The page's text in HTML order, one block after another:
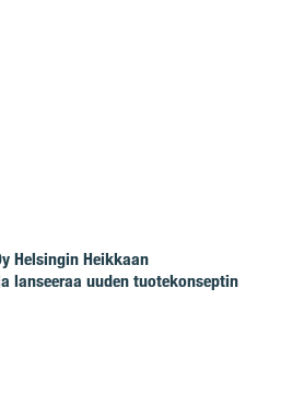
Helsingin Heikkaan
lanseeraa uuden tuotekonseptin